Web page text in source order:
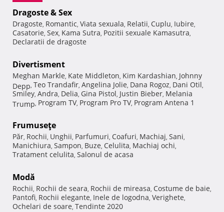
Dragoste & Sex
Dragoste, Romantic, Viata sexuala, Relatii, Cuplu, Iubire,
Casatorie, Sex, Kama Sutra, Pozitii sexuale Kamasutra,
Declaratii de dragoste
Divertisment
Meghan Markle, Kate Middleton, Kim Kardashian, Johnny
Depp, Teo Trandafir, Angelina Jolie, Dana Rogoz, Dani Otil,
Smiley, Andra, Delia, Gina Pistol, Justin Bieber, Melania
Trump, Program TV, Program Pro TV, Program Antena 1
Frumuseţe
Păr, Rochii, Unghii, Parfumuri, Coafuri, Machiaj, Sani,
Manichiura, Sampon, Buze, Celulita, Machiaj ochi,
Tratament celulita, Salonul de acasa
Modă
Rochii, Rochii de seara, Rochii de mireasa, Costume de baie,
Pantofi, Rochii elegante, Inele de logodna, Verighete,
Ochelari de soare, Tendinte 2020